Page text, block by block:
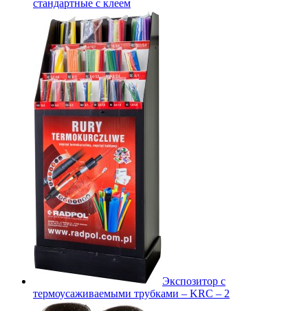
стандартные с клеем
Экспозитор с
термоусаживаемыми трубками – KRC – 2